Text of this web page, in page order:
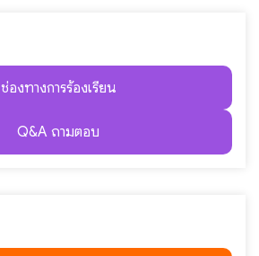
ช่องทางการร้องเรียน
Q&A ถามตอบ